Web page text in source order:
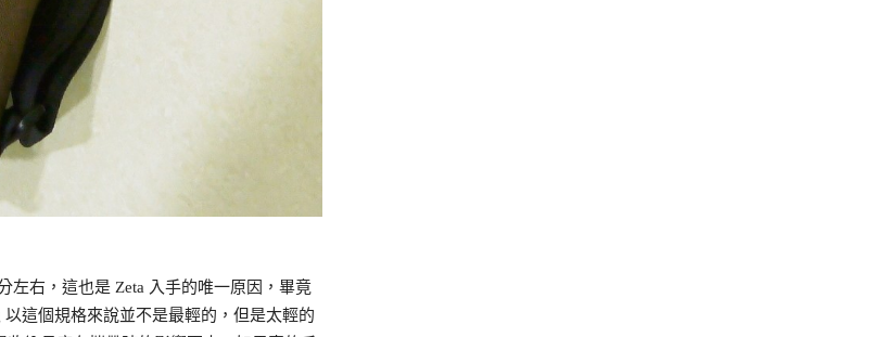
左右，這也是 Zeta 入手的唯一原因，畢竟
這個規格來說並不是最輕的，但是太輕的